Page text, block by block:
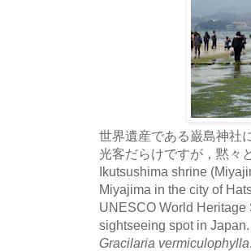
世界遺産である巌島神社
光客だらけですが，黙々
Ikutsushima shrine
Miyajima in the city of
UNESCO World Heritage
sightseeing spot in
Gracilaria vermiculophylla.